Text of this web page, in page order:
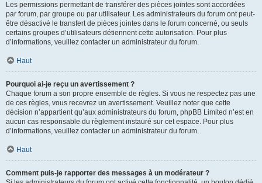
Les permissions permettant de transférer des pièces jointes sont accordées
par forum, par groupe ou par utilisateur. Les administrateurs du forum ont peut-
être désactivé le transfert de pièces jointes dans le forum concerné, ou seuls
certains groupes d’utilisateurs détiennent cette autorisation. Pour plus
d’informations, veuillez contacter un administrateur du forum.
Haut
Pourquoi ai-je reçu un avertissement ?
Chaque forum a son propre ensemble de règles. Si vous ne respectez pas une
de ces règles, vous recevrez un avertissement. Veuillez noter que cette
décision n’appartient qu’aux administrateurs du forum, phpBB Limited n’est en
aucun cas responsable du règlement instauré sur cet espace. Pour plus
d’informations, veuillez contacter un administrateur du forum.
Haut
Comment puis-je rapporter des messages à un modérateur ?